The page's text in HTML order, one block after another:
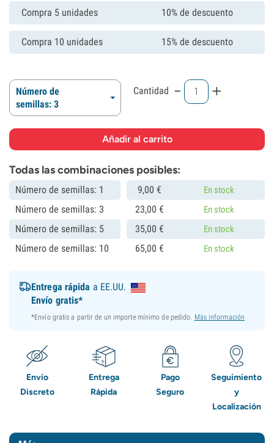
Compra 5 unidades 10% de descuento
Compra 10 unidades 15% de descuento
Número de
semillas: 3
Cantidad - +
Todas las combinaciones posibles:
Número de semillas: 1 9,00 € En stock
Número de semillas: 3 23,00 € En stock
Número de semillas: 5 35,00 € En stock
Número de semillas: 10 65,00 € En stock
Entrega rápida a EE.UU.
Envío gratis*
*Envío gratis a partir de un importe mínimo de pedido. Más información
Envío
Discreto
Entrega
Rápida
Pago
Seguro
Seguimiento
y
Localización